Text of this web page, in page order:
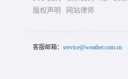
版权声明
网站律师
客服邮箱： service@weather.com.cn